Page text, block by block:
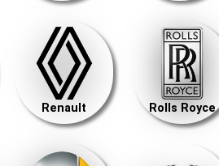
Renault Rolls Royce